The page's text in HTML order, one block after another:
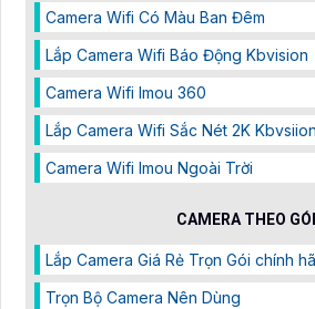
Camera Wifi Có Màu Ban Đêm
Lắp Camera Wifi Báo Động Kbvision
Camera Wifi Imou 360
Lắp Camera Wifi Sắc Nét 2K Kbvsiion
Camera Wifi Imou Ngoài Trời
CAMERA THEO GÓI
Lắp Camera Giá Rẻ Trọn Gói chính
Trọn Bộ Camera Nên Dùng